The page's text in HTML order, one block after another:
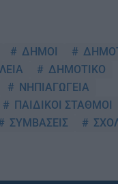
ΔΗΜΟΙ
ΔΗΜΟΤΙΚΟ
ΝΗΠΙΑΓΩΓΕΙΑ
ΠΑΙΔΙΚΟΙ ΣΤΑΘΜΟΙ
ΣΥΜΒΑΣΕΙΣ